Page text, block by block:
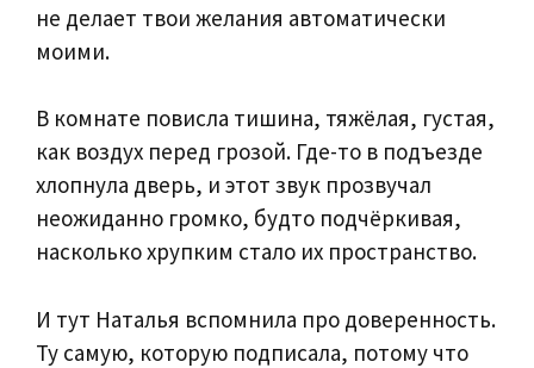
не делает твои желания автоматически
моими.
В комнате повисла тишина, тяжёлая, густая,
как воздух перед грозой. Где-то в подъезде
хлопнула дверь, и этот звук прозвучал
неожиданно громко, будто подчёркивая,
насколько хрупким стало их пространство.
И тут Наталья вспомнила про доверенность.
Ту самую, которую подписала, потому что